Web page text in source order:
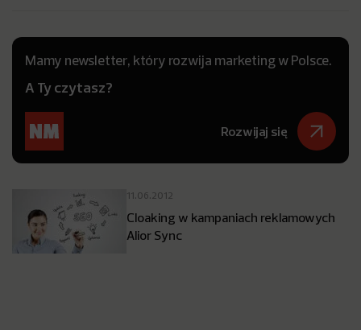
Mamy newsletter, który rozwija marketing w Polsce.
A Ty czytasz?
Rozwijaj się
11.06.2012
Cloaking w kampaniach reklamowych
Alior Sync